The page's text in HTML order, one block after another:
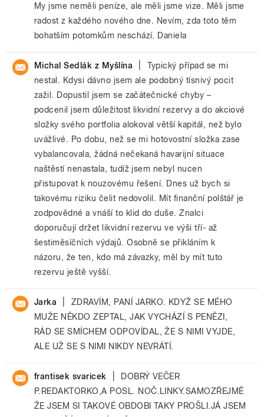
My jsme neměli peníze, ale měli jsme vize. Měli jsme
radost z každého nového dne. Nevím, zda toto těm
bohatším potomkům neschází. Daniela
Michal Sedlák z Myšlína
Typický případ se mi
nestal. Kdysi dávno jsem ale podobný tísnivý pocit
zažil. Dopustil jsem se začátečnické chyby –
podcenil jsem důležitost likvidní rezervy a do akciové
složky svého portfolia alokoval větší kapitál, než bylo
uvážlivé. Po dobu, než se mi hotovostní složka zase
vybalancovala, žádná nečekaná havarijní situace
naštěstí nenastala, tudíž jsem nebyl nucen
přistupovat k nouzovému řešení. Dnes už bych si
takovému riziku čelit nedovolil. Mít finanční polštář je
zodpovědné a vnáší to klid do duše. Znalci
doporučují držet likvidní rezervu ve výši tří- až
šestiměsíčních výdajů. Osobně se přikláním k
názoru, že ten, kdo má závazky, měl by mít tuto
rezervu ještě vyšší.
Jarka
ZDRAVÍM, PANÍ JARKO. KDYŽ SE MÉHO
MUŽE NĚKDO ZEPTAL, JAK VYCHÁZÍ S PENĚZI,
RÁD SE SMÍCHEM ODPOVÍDAL, ŽE S NIMI VYJDE,
ALE UŽ SE S NIMI NIKDY NEVRÁTÍ.
frantisek svaricek
DOBRÝ VEČER
P.REDAKTORKO,A POSL. NOČ.LINKY.SAMOZŘEJMĚ
ŽE JSEM SI TAKOVÉ OBDOBI TAKY PROŠLI.JÁ JSEM